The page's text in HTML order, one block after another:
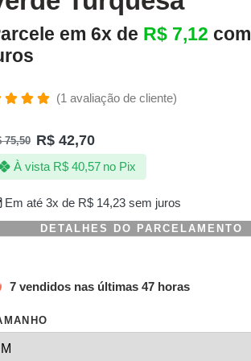
em 6x de R$ 7,12 com
de 5,
(1avaliação de cliente)
75,50 R$ 42,70
Em até 3x de R$14,23sem juros
À vista R$40,57 no Pix
DETALHES DO PARCELAMENTO
7 vendidos nas últimas 47 horas